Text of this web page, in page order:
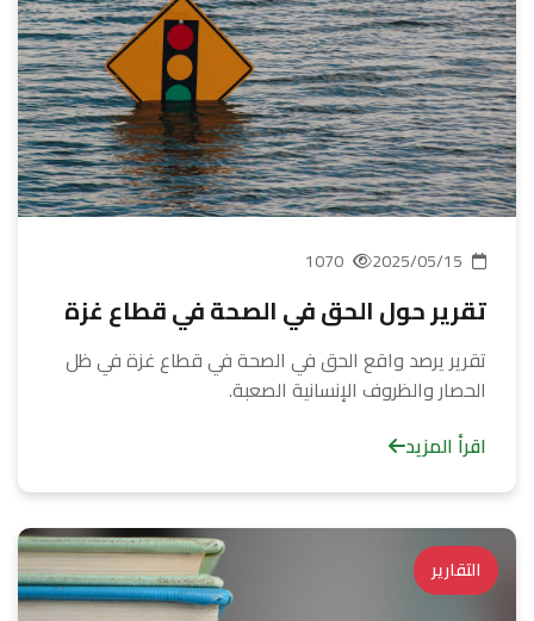
تقرير حول الحق في الصحة في قطاع غزة
تقرير يرصد واقع الحق في الصحة في قطاع غزة في ظل
الحصار والظروف الإنسانية الصعبة.
اقرأ المزيد
التقارير